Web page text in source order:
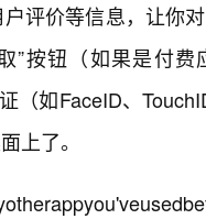
评价等信息，让你
”按钮（如果是付费
（如FaceID、
上了。